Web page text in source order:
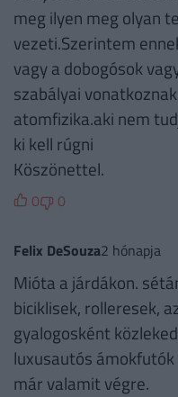
meg ilyen meg olyan
vezeti.Szerintem
vagy a dobogósok
szabályai
atomfizika.aki nem
ki kell rúgni
Köszönettel.
0 0
Felix DeSouza2 hónapja
Mióta a járdákon.
biciklisek, rolleresek,
gyalogosként
luxusautós
már valamit végre.